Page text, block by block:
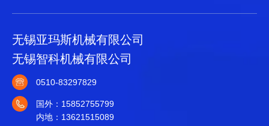
无锡亚玛斯机械有限公司
无锡智科机械有限公司
0510-83297829
国外：15852755799
内地：13621515089